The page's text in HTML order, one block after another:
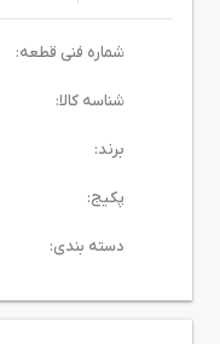
شماره فنی قطعه:
شناسه کالا:
برند:
پکیج:
دسته بندی: